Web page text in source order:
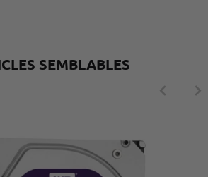
SEMBLABLES